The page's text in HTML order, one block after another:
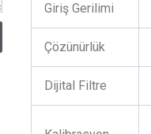
Giriş Gerilimi
Çözünürlük
Dijital Filtre